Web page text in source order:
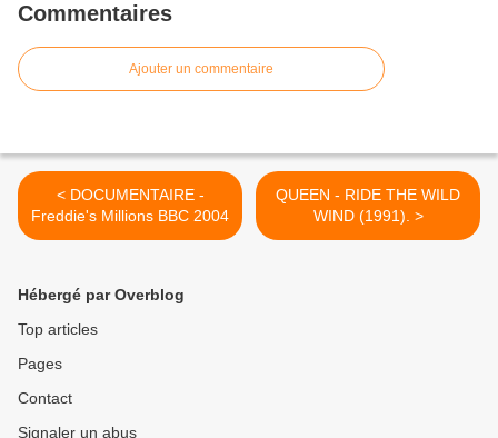
Commentaires
Ajouter un commentaire
< DOCUMENTAIRE -
Freddie's Millions BBC 2004
QUEEN - RIDE THE WILD
WIND (1991). >
Hébergé par Overblog
Top articles
Pages
Contact
Signaler un abus